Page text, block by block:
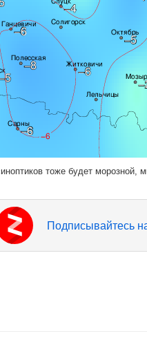
тоже будет
Подписывайтесь